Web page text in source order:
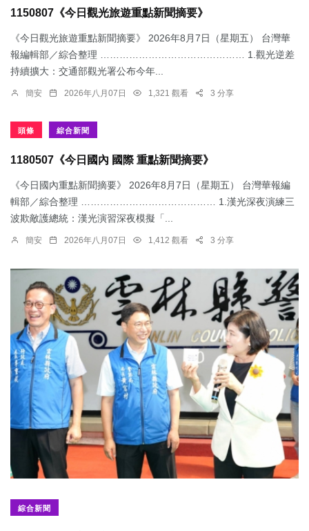
1150807《今日觀光旅遊重點新聞摘要》
《今日觀光旅遊重點新聞摘要》 2026年8月7日（星期五） 台灣華
報編輯部／綜合整理 ……………………………………… 1.觀光逆差
持續擴大：交通部觀光署公布今年...
簡安 2026年八月07日 1,321 觀看 3 分享
頭條 綜合新聞
1180507《今日國內 國際 重點新聞摘要》
《今日國內重點新聞摘要》 2026年8月7日（星期五） 台灣華報編
輯部／綜合整理 …………………………………… 1.漢光深夜演練三
波欺敵護總統：​漢光演習深夜模擬「...
簡安 2026年八月07日 1,412 觀看 3 分享
綜合新聞